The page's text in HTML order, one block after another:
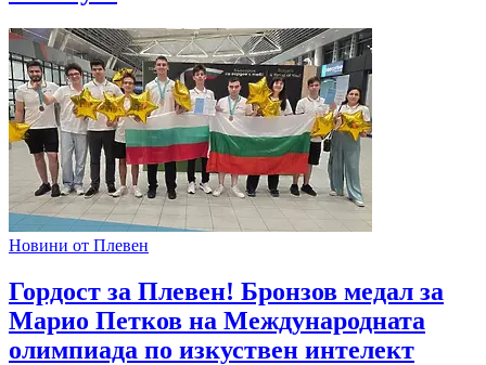
Новини от Плевен
Гордост за Плевен! Бронзов медал за
Марио Петков на Международната
олимпиада по изкуствен интелект